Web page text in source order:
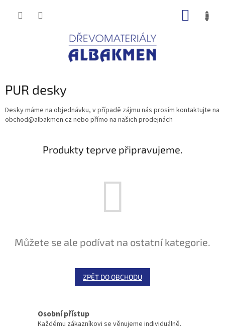
PUR desky
Desky máme na objednávku, v případě zájmu nás prosím kontaktujte na
obchod@albakmen.cz nebo přímo na našich prodejnách
Produkty teprve připravujeme.
Můžete se ale podívat na ostatní kategorie.
ZPĚT DO OBCHODU
Osobní přístup
Každému zákazníkovi se věnujeme individuálně.